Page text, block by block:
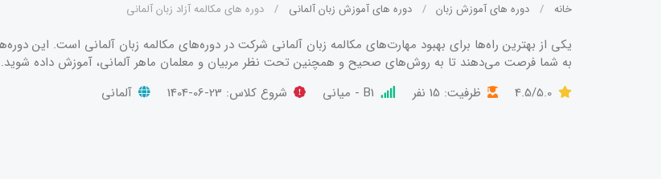
خانه دوره های آموزش زبان دوره های آموزش زبان آلمانی دوره های مکالمه آزاد زبان آلمانی
یکی از بهترین راه‌ها برای بهبود مهارت‌های مکالمه زبان آلمانی شرکت در دوره‌های مکالمه زبان آلمانی است. این دوره‌ها
به شما فرصت می‌دهند تا به روش‌های صحیح و همچنین تحت نظر مربیان و معلمان ماهر آلمانی، آموزش داده شوید.
4.5/5.0
ظرفیت: 15 نفر B1 - میانی شروع کلاس: 1404-06-23 آلمانی